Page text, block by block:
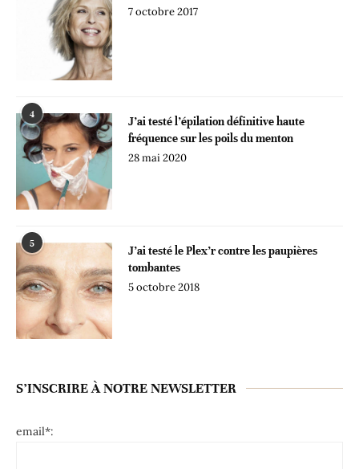
7 octobre 2017
4
J’ai testé l’épilation définitive haute
fréquence sur les poils du menton
28 mai 2020
5
J’ai testé le Plex’r contre les paupières
tombantes
5 octobre 2018
S’INSCRIRE À NOTRE NEWSLETTER
email*: